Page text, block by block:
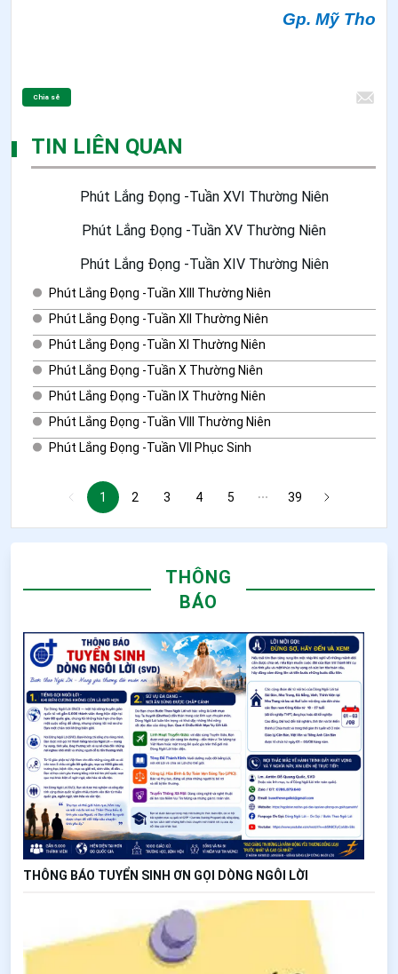
Gp. Mỹ Tho
Chia sẻ
TIN LIÊN QUAN
Phút Lắng Đọng -Tuần XVI Thường Niên
Phút Lắng Đọng -Tuần XV Thường Niên
Phút Lắng Đọng -Tuần XIV Thường Niên
Phút Lắng Đọng -Tuần XIII Thường Niên
Phút Lắng Đọng -Tuần XII Thường Niên
Phút Lắng Đọng -Tuần XI Thường Niên
Phút Lắng Đọng -Tuần X Thường Niên
Phút Lắng Đọng -Tuần IX Thường Niên
Phút Lắng Đọng -Tuần VIII Thường Niên
Phút Lắng Đọng -Tuần VII Phục Sinh
1 2 3 4 5 39
THÔNG
BÁO
THÔNG BÁO TUYỂN SINH ƠN GỌI DÒNG NGÔI LỜI